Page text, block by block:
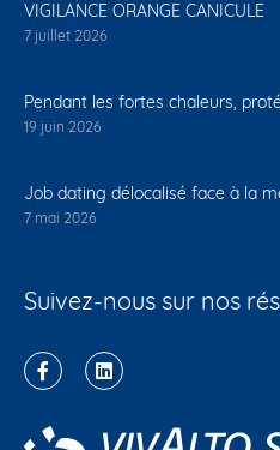
VIGILANCE ORANGE CANICULE
7 juillet 2026
Pendant les fortes chaleurs,
19 juin 2026
Job dating délocalisé face à la
7 mai 2026
Suivez-nous sur nos